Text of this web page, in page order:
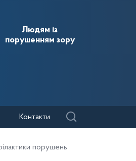
Людям із
порушенням зору
Контакти
порушень